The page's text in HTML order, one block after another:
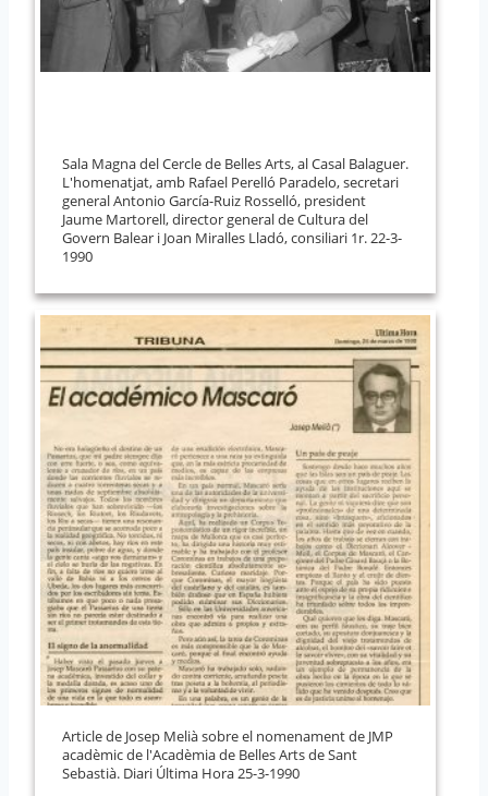
Sala Magna del Cercle de Belles Arts, al Casal Balaguer.
L'homenatjat, amb Rafael Perelló Paradelo, secretari
general Antonio García-Ruiz Rosselló, president
Jaume Martorell, director general de Cultura del
Govern Balear i Joan Miralles Lladó, consiliari 1r. 22-3-
1990
Article de Josep Melià sobre el nomenament de JMP
acadèmic de l'Acadèmia de Belles Arts de Sant
Sebastià. Diari Última Hora 25-3-1990